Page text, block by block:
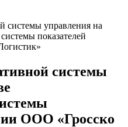
системы управления на
показателей
системы
ООО «Гросско